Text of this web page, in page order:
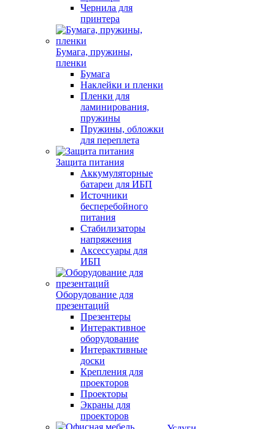
Чернила для
принтера
Бумага, пружины,
пленки
Бумага
Наклейки и пленки
Пленки для
ламинирования,
пружины
Пружины, обложки
для переплета
Защита питания
Аккумуляторные
батареи для ИБП
Источники
бесперебойного
питания
Стабилизаторы
напряжения
Аксессуары для
ИБП
Оборудование для
презентаций
Презентеры
Интерактивное
оборудование
Интерактивные
доски
Крепления для
проекторов
Проекторы
Экраны для
проекторов